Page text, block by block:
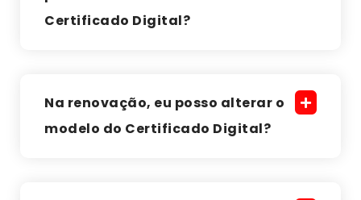
Certificado Digital?
Na renovação, eu posso alterar o
modelo do Certificado Digital?